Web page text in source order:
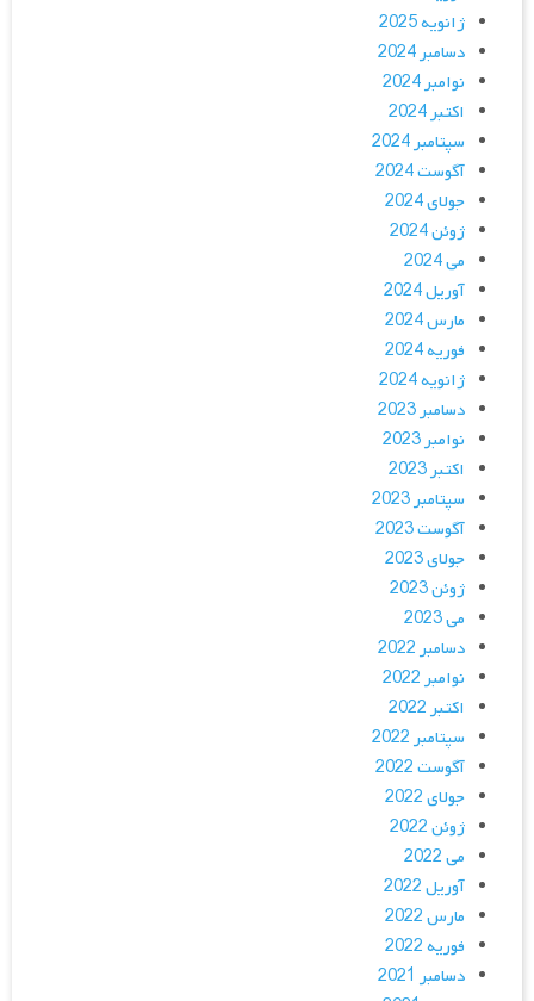
ژانویه 2025
دسامبر 2024
نوامبر 2024
اکتبر 2024
سپتامبر 2024
آگوست 2024
جولای 2024
ژوئن 2024
می 2024
آوریل 2024
مارس 2024
فوریه 2024
ژانویه 2024
دسامبر 2023
نوامبر 2023
اکتبر 2023
سپتامبر 2023
آگوست 2023
جولای 2023
ژوئن 2023
می 2023
دسامبر 2022
نوامبر 2022
اکتبر 2022
سپتامبر 2022
آگوست 2022
جولای 2022
ژوئن 2022
می 2022
آوریل 2022
مارس 2022
فوریه 2022
دسامبر 2021